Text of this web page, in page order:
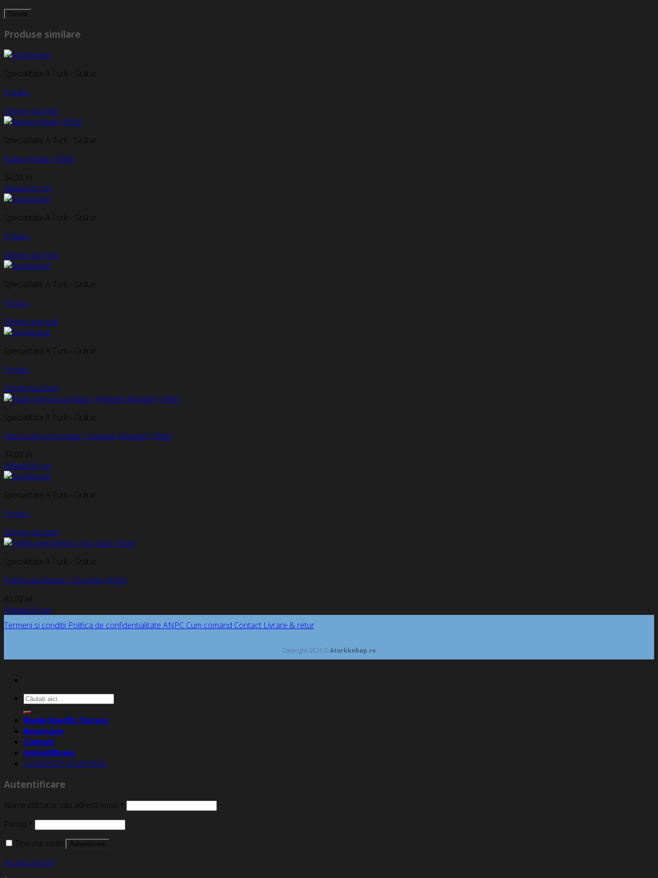
Produse similare
Specialitate A Turk - Grătar
Produs
Citește mai mult
Specialitate A Turk - Grătar
Adana Kebap (350g)
34,00 lei
Adaugă în coș
Specialitate A Turk - Grătar
Produs
Citește mai mult
Specialitate A Turk - Grătar
Produs
Citește mai mult
Specialitate A Turk - Grătar
Produs
Citește mai mult
Specialitate A Turk - Grătar
Fluture de pui la grătar / Kelebek (Mangal) (380g)
34,00 lei
Adaugă în coș
Specialitate A Turk - Grătar
Produs
Citește mai mult
Specialitate A Turk - Grătar
Frigărui de Berbec / Kuș Bași (350g)
40,00 lei
Adaugă în coș
Termeni si conditii Politica de confidentialitate ANPC Cum comand Contact Livrare & retur
Copyright 2026 ©Aturkkebap.ro
Caută
după:
Meniu Specific Turcesc
Rezervare
Contact
Autentificare
COMANDĂ TELEFONIC
Autentificare
Nume utilizator sau adresă email *
Parolă *
Ține-mă minte
Autentificare
Ai uitat parola?